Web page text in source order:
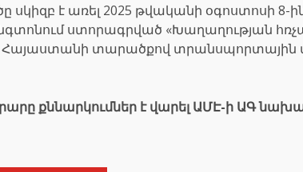
սկիզբ է առել 2025 թվականի օգոստոսի
ստորագրված «Խաղաղության
տարածքով տրանսպորտային
քննարկումներ է վարել ԱՄԷ-ի ԱԳ